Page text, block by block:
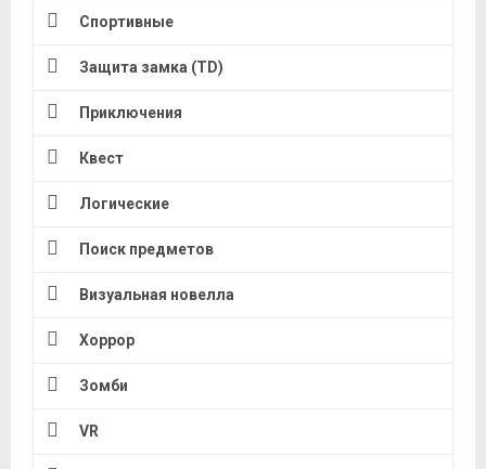
Спортивные
Защита замка (TD)
Приключения
Квест
Логические
Поиск предметов
Визуальная новелла
Хоррор
Зомби
VR